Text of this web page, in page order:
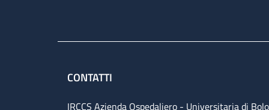
CONTATTI
IRCCS Azienda Ospedaliero - Universitaria di